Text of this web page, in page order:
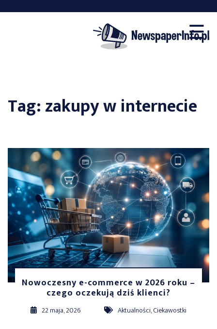
☰
×
Tag:zakupy w internecie
Nowoczesny e-commerce w 2026 roku –
czego oczekują dziś klienci?
22 maja, 2026 Aktualności,Ciekawostki